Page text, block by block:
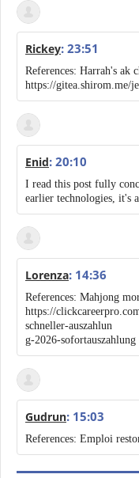
Rickey: 23:51
References: Harrah's ak
https://gitea.shirom.me/
Enid: 20:10
I read this post fully
earlier technologies, it's
Lorenza: 14:36
References: Mahjong
https://
schneller-auszahlun
g-2026-sofortauszahlung
Gudrun: 15:03
References: Emploi